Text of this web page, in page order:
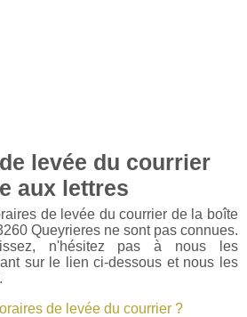
levée du courrier
aux lettres
de levée du courrier de la boîte
Queyrieres ne sont pas connues.
n'hésitez pas à nous les
sur le lien ci-dessous et nous les
de levée du courrier ?